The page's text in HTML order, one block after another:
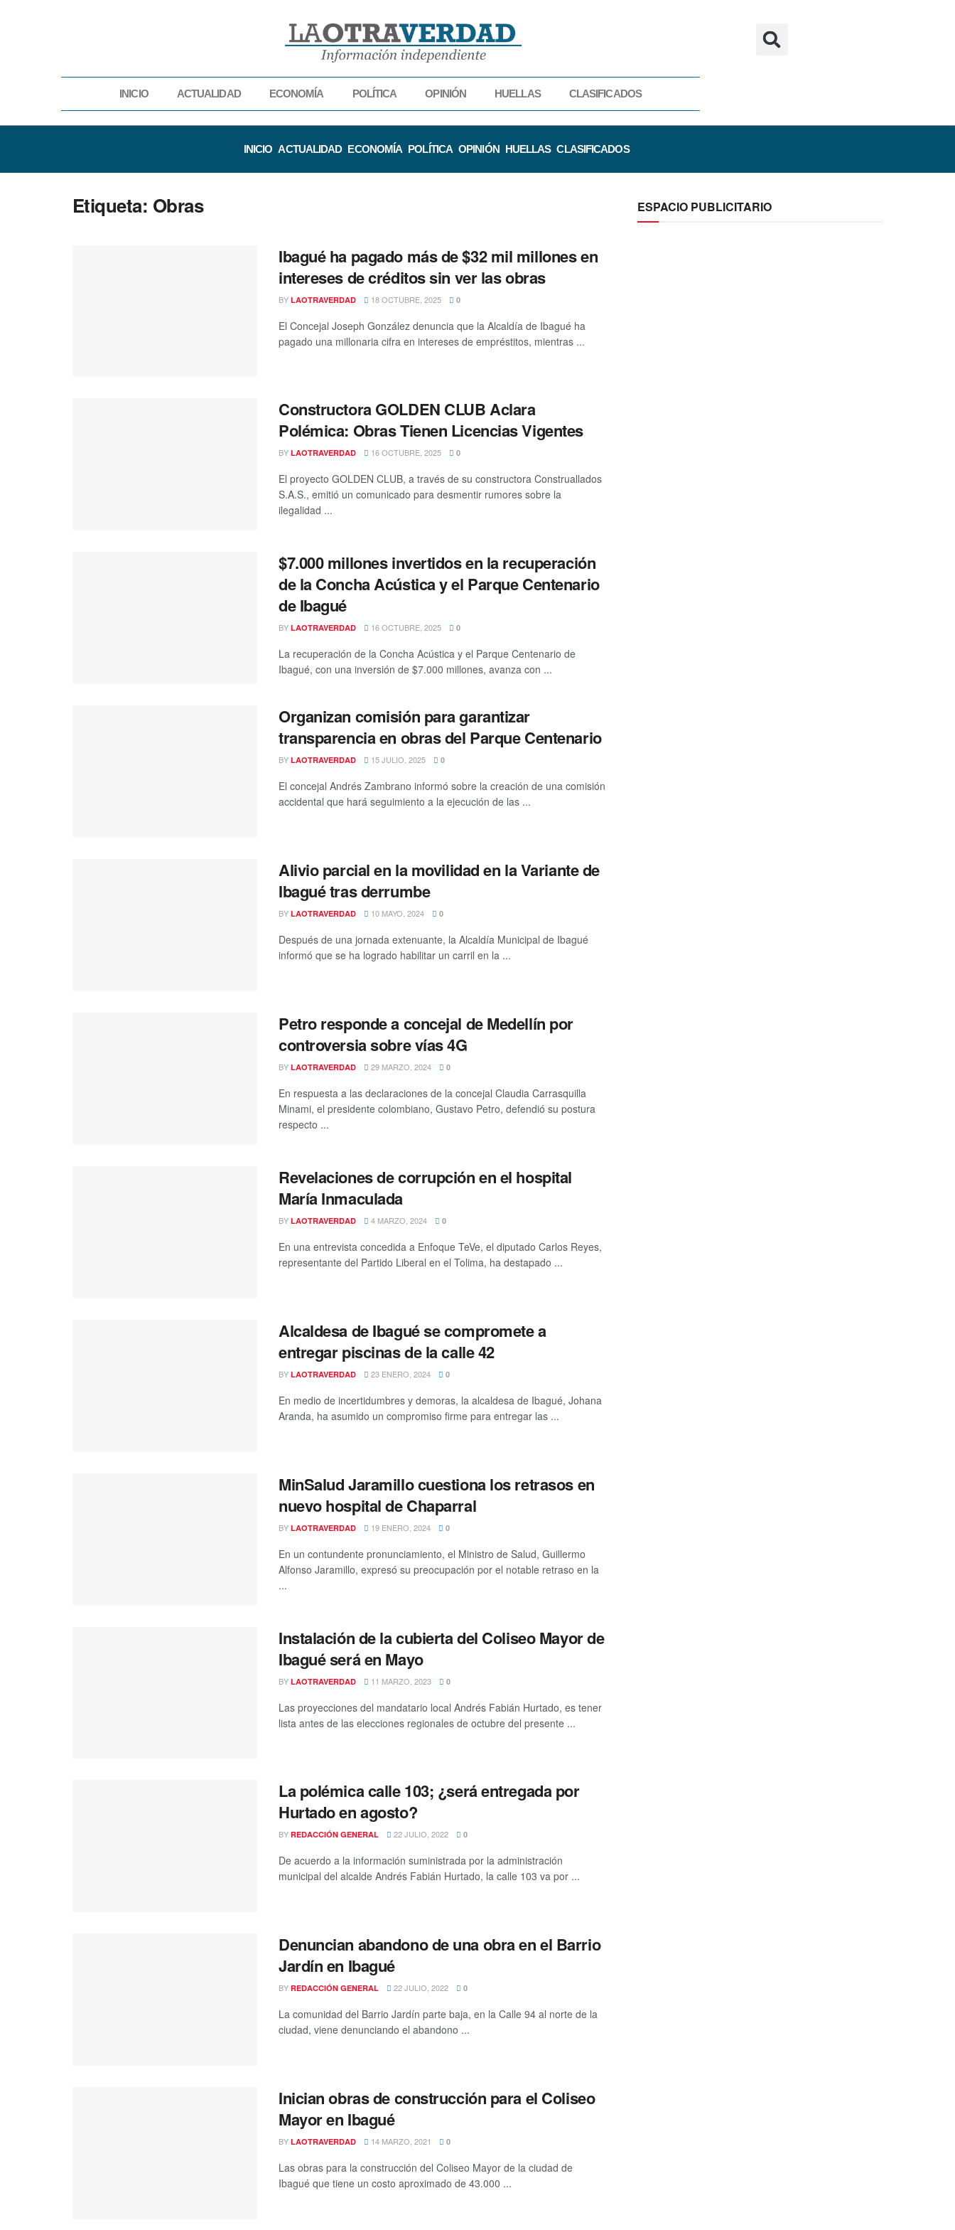
INICIO ACTUALIDAD ECONOMÍA POLÍTICA OPINIÓN HUELLAS CLASIFICADOS
INICIO ACTUALIDAD ECONOMÍA POLÍTICA OPINIÓN HUELLAS CLASIFICADOS
Etiqueta: Obras
Ibagué ha pagado más de $32 mil millones en
intereses de créditos sin ver las obras
BY LAOTRAVERDAD 18 OCTUBRE, 2025 0
El Concejal Joseph González denuncia que la Alcaldía de Ibagué ha
pagado una millonaria cifra en intereses de empréstitos, mientras ...
Constructora GOLDEN CLUB Aclara
Polémica: Obras Tienen Licencias Vigentes
BY LAOTRAVERDAD 16 OCTUBRE, 2025 0
El proyecto GOLDEN CLUB, a través de su constructora Construallados
S.A.S., emitió un comunicado para desmentir rumores sobre la
ilegalidad ...
$7.000 millones invertidos en la recuperación
de la Concha Acústica y el Parque Centenario
de Ibagué
BY LAOTRAVERDAD 16 OCTUBRE, 2025 0
La recuperación de la Concha Acústica y el Parque Centenario de
Ibagué, con una inversión de $7.000 millones, avanza con ...
Organizan comisión para garantizar
transparencia en obras del Parque Centenario
BY LAOTRAVERDAD 15 JULIO, 2025 0
El concejal Andrés Zambrano informó sobre la creación de una comisión
accidental que hará seguimiento a la ejecución de las ...
Alivio parcial en la movilidad en la Variante de
Ibagué tras derrumbe
BY LAOTRAVERDAD 10 MAYO, 2024 0
Después de una jornada extenuante, la Alcaldía Municipal de Ibagué
informó que se ha logrado habilitar un carril en la ...
Petro responde a concejal de Medellín por
controversia sobre vías 4G
BY LAOTRAVERDAD 29 MARZO, 2024 0
En respuesta a las declaraciones de la concejal Claudia Carrasquilla
Minami, el presidente colombiano, Gustavo Petro, defendió su postura
respecto ...
Revelaciones de corrupción en el hospital
María Inmaculada
BY LAOTRAVERDAD 4 MARZO, 2024 0
En una entrevista concedida a Enfoque TeVe, el diputado Carlos Reyes,
representante del Partido Liberal en el Tolima, ha destapado ...
Alcaldesa de Ibagué se compromete a
entregar piscinas de la calle 42
BY LAOTRAVERDAD 23 ENERO, 2024 0
En medio de incertidumbres y demoras, la alcaldesa de Ibagué, Johana
Aranda, ha asumido un compromiso firme para entregar las ...
MinSalud Jaramillo cuestiona los retrasos en
nuevo hospital de Chaparral
BY LAOTRAVERDAD 19 ENERO, 2024 0
En un contundente pronunciamiento, el Ministro de Salud, Guillermo
Alfonso Jaramillo, expresó su preocupación por el notable retraso en la
...
Instalación de la cubierta del Coliseo Mayor de
Ibagué será en Mayo
BY LAOTRAVERDAD 11 MARZO, 2023 0
Las proyecciones del mandatario local Andrés Fabián Hurtado, es tener
lista antes de las elecciones regionales de octubre del presente ...
La polémica calle 103; ¿será entregada por
Hurtado en agosto?
BY REDACCIÓN GENERAL 22 JULIO, 2022 0
De acuerdo a la información suministrada por la administración
municipal del alcalde Andrés Fabián Hurtado, la calle 103 va por ...
Denuncian abandono de una obra en el Barrio
Jardín en Ibagué
BY REDACCIÓN GENERAL 22 JULIO, 2022 0
La comunidad del Barrio Jardín parte baja, en la Calle 94 al norte de la
ciudad, viene denunciando el abandono ...
Inician obras de construcción para el Coliseo
Mayor en Ibagué
BY LAOTRAVERDAD 14 MARZO, 2021 0
Las obras para la construcción del Coliseo Mayor de la ciudad de
Ibagué que tiene un costo aproximado de 43.000 ...
ESPACIO PUBLICITARIO